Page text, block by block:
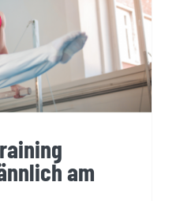
am